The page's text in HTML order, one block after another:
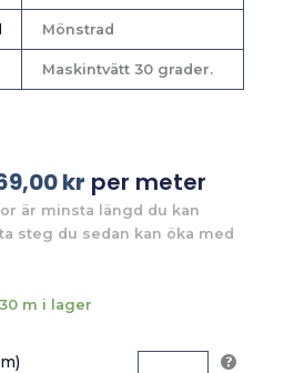
Mönstrad
Maskintvätt 30 grader.
krDet
nuvarande
priset
per meter
är minsta längd du kan
steg du sedan kan öka med
m i lager